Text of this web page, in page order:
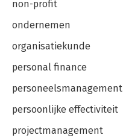
non-profit
ondernemen
organisatiekunde
personal finance
personeelsmanagement
persoonlijke effectiviteit
projectmanagement